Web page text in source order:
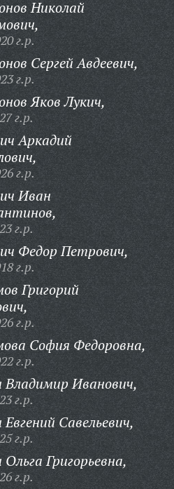
Николай
г.р.
Сергей Авдеевич,
г.р.
Яков Лукич,
г.р.
Аркадий
г.р.
Иван
г.р.
Федор Петрович,
г.р.
Григорий
г.р.
София Федоровна,
г.р.
Владимир Иванович,
г.р.
Савельевич,
г.р.
Григорьевна,
г.р.